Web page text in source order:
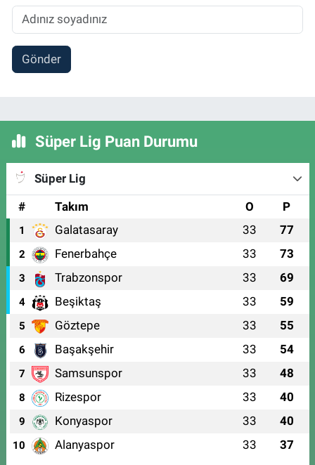
Gönder
Süper Lig Puan Durumu
Süper Lig
#
Takım O P
1 Galatasaray 33 77
2 Fenerbahçe 33 73
3 Trabzonspor 33 69
4 Beşiktaş 33 59
5 Göztepe 33 55
6 Başakşehir 33 54
7 Samsunspor 33 48
8 Rizespor 33 40
9 Konyaspor 33 40
10 Alanyaspor 33 37